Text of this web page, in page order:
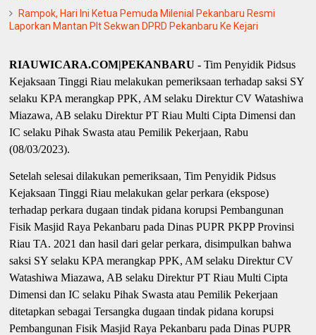
Rampok, Hari Ini Ketua Pemuda Milenial Pekanbaru Resmi
Laporkan Mantan Plt Sekwan DPRD Pekanbaru Ke Kejari
RIAUWICARA.COM|PEKANBARU -Tim Penyidik Pidsus
Kejaksaan Tinggi Riau melakukan pemeriksaan terhadap saksi SY
selaku KPA merangkap PPK, AM selaku Direktur CV Watashiwa
Miazawa, AB selaku Direktur PT Riau Multi Cipta Dimensi dan
IC selaku Pihak Swasta atau Pemilik Pekerjaan, Rabu
(08/03/2023).
Setelah selesai dilakukan pemeriksaan, Tim Penyidik Pidsus
Kejaksaan Tinggi Riau melakukan gelar perkara (ekspose)
terhadap perkara dugaan tindak pidana korupsi Pembangunan
Fisik Masjid Raya Pekanbaru pada Dinas PUPR PKPP Provinsi
Riau TA. 2021 dan hasil dari gelar perkara, disimpulkan bahwa
saksi SY selaku KPA merangkap PPK, AM selaku Direktur CV
Watashiwa Miazawa, AB selaku Direktur PT Riau Multi Cipta
Dimensi dan IC selaku Pihak Swasta atau Pemilik Pekerjaan
ditetapkan sebagai Tersangka dugaan tindak pidana korupsi
Pembangunan Fisik Masjid Raya Pekanbaru pada Dinas PUPR